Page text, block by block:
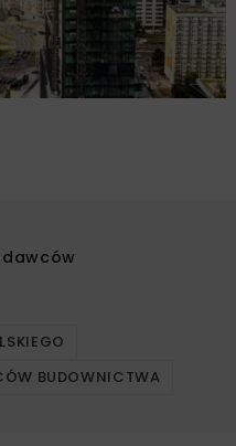
BUDOWNICTWA